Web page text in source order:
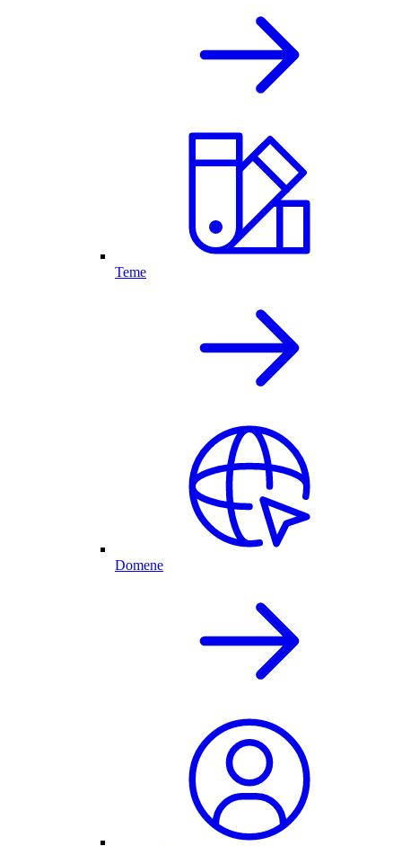
Teme
Domene